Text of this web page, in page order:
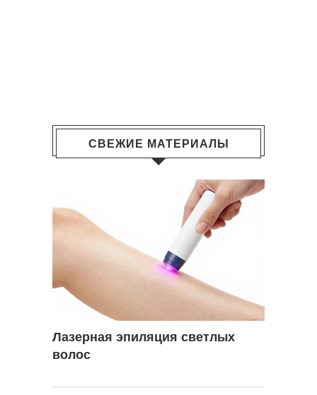
СВЕЖИЕ МАТЕРИАЛЫ
Лазерная эпиляция светлых
волос